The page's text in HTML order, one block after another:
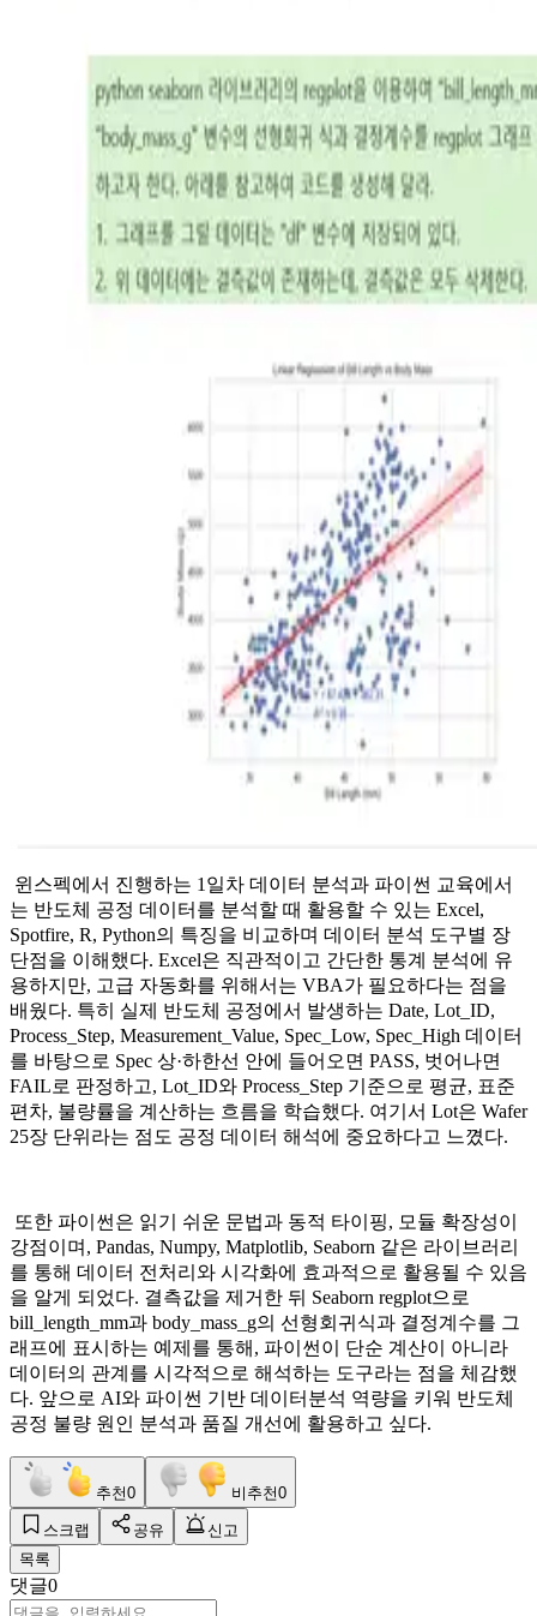
윈스펙에서 진행하는 1일차 데이터 분석과 파이썬 교육에서
는 반도체 공정 데이터를 분석할 때 활용할 수 있는 Excel,
Spotfire, R, Python의 특징을 비교하며 데이터 분석 도구별 장
단점을 이해했다. Excel은 직관적이고 간단한 통계 분석에 유
용하지만, 고급 자동화를 위해서는 VBA가 필요하다는 점을
배웠다. 특히 실제 반도체 공정에서 발생하는 Date, Lot_ID,
Process_Step, Measurement_Value, Spec_Low, Spec_High 데이터
를 바탕으로 Spec 상·하한선 안에 들어오면 PASS, 벗어나면
FAIL로 판정하고, Lot_ID와 Process_Step 기준으로 평균, 표준
편차, 불량률을 계산하는 흐름을 학습했다. 여기서 Lot은 Wafer
25장 단위라는 점도 공정 데이터 해석에 중요하다고 느꼈다.
또한 파이썬은 읽기 쉬운 문법과 동적 타이핑, 모듈 확장성이
강점이며, Pandas, Numpy, Matplotlib, Seaborn 같은 라이브러리
를 통해 데이터 전처리와 시각화에 효과적으로 활용될 수 있음
을 알게 되었다. 결측값을 제거한 뒤 Seaborn regplot으로
bill_length_mm과 body_mass_g의 선형회귀식과 결정계수를 그
래프에 표시하는 예제를 통해, 파이썬이 단순 계산이 아니라
데이터의 관계를 시각적으로 해석하는 도구라는 점을 체감했
다. 앞으로 AI와 파이썬 기반 데이터분석 역량을 키워 반도체
공정 불량 원인 분석과 품질 개선에 활용하고 싶다.
추천0 비추천0
스크랩 공유
신고
목록
댓글0